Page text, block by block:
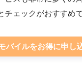
チェックがおすすめで
バイルをお得に申し